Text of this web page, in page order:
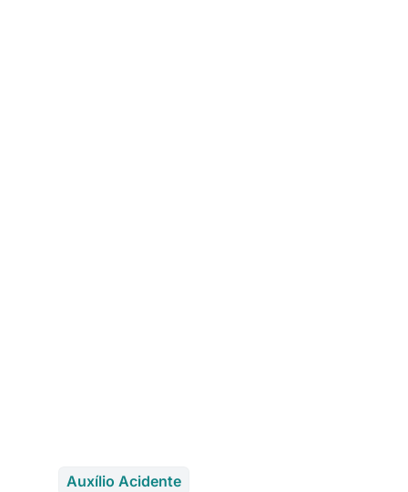
Auxílio Acidente